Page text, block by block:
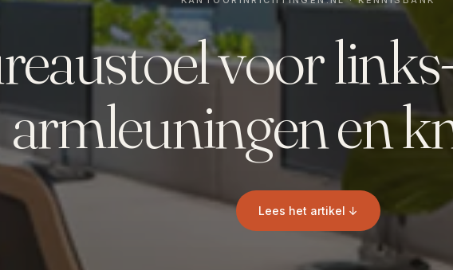
voor
armleuningen en